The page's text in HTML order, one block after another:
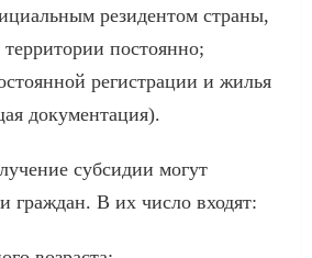
резидентом страны,
постоянно;
регистрации и жилья
документация).
субсидии могут
граждан. В их число входят: